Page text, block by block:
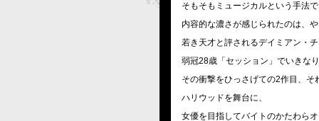
そもそもミュージカルという手法
内容的な濃さが感じられたのは、
若き天才と評されるデイミアン・
弱冠28歳「セッション」でいきな
その衝撃をひっさげての2作目、そ
ハリウッドを舞台に、
女優を目指してバイトのかたわら